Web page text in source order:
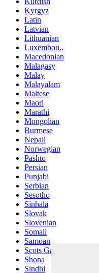
Kyrgyz
Latin
Latvian
Lithuanian
Luxembou..
Macedonian
Malagasy
Malay
Malayalam
Maltese
Maori
Marathi
Mongolian
Burmese
Nepali
Norwegian
Pashto
Persian
Punjabi
Serbian
Sesotho
Sinhala
Slovak
Slovenian
Somali
Samoan
Scots Gaelic
Shona
Sindhi